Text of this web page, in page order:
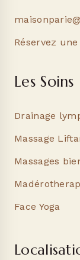
Réservez
Les Soins
Drainage
Massage
Massages
Face Yoga